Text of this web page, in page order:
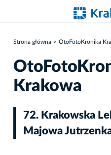
Strona główna OtoFotoKronika
Krakowa
72. Krakowska
Majowa